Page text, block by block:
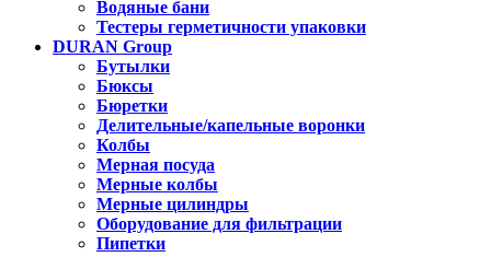
Водяные бани
Тестеры герметичности упаковки
DURAN Group
Бутылки
Бюксы
Бюретки
Делительные/капельные воронки
Колбы
Мерная посуда
Мерные колбы
Мерные цилиндры
Оборудование для фильтрации
Пипетки